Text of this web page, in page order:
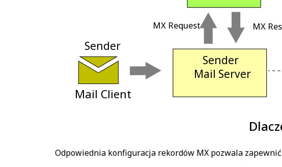
Sender
Mail Server
MX Request MX
Sender
Mail Client
Odpowiednia konfiguracja rekordów MX pozwala